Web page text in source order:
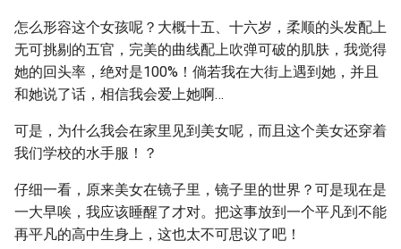
怎么形容这个女孩呢？大概十五、十六岁，柔顺的头发配上
无可挑剔的五官，完美的曲线配上吹弹可破的肌肤，我觉得
她的回头率，绝对是100%！倘若我在大街上遇到她，并且
和她说了话，相信我会爱上她啊…
可是，为什么我会在家里见到美女呢，而且这个美女还穿着
我们学校的水手服！？
仔细一看，原来美女在镜子里，镜子里的世界？可是现在是
一大早唉，我应该睡醒了才对。把这事放到一个平凡到不能
再平凡的高中生身上，这也太不可思议了吧！